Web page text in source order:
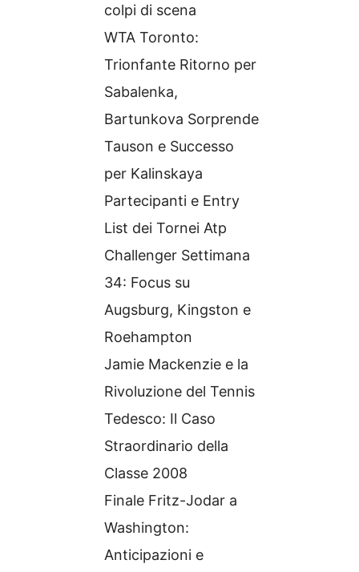
colpi di scena
WTA Toronto:
Trionfante Ritorno per
Sabalenka,
Bartunkova Sorprende
Tauson e Successo
per Kalinskaya
Partecipanti e Entry
List dei Tornei Atp
Challenger Settimana
34: Focus su
Augsburg, Kingston e
Roehampton
Jamie Mackenzie e la
Rivoluzione del Tennis
Tedesco: Il Caso
Straordinario della
Classe 2008
Finale Fritz-Jodar a
Washington:
Anticipazioni e